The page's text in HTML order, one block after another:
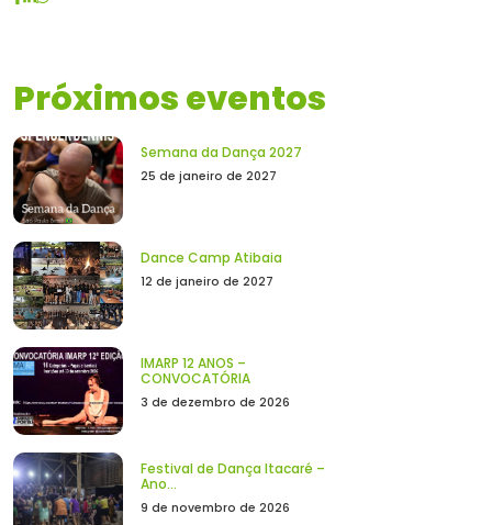
Próximos eventos
Semana da Dança 2027
25 de janeiro de 2027
Dance Camp Atibaia
12 de janeiro de 2027
IMARP 12 ANOS –
CONVOCATÓRIA
3 de dezembro de 2026
Festival de Dança Itacaré –
Ano...
9 de novembro de 2026